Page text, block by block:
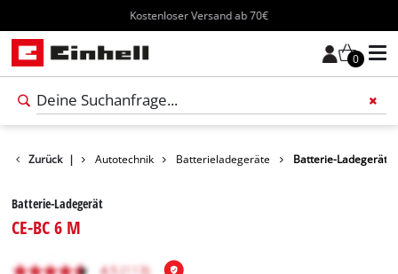
Kostenloser Versand ab 70€
0
Zurück |
Freizeit Autotechnik Batterieladegeräte Batterie-Ladegerät
Batterie-Ladegerät
CE-BC 6 M